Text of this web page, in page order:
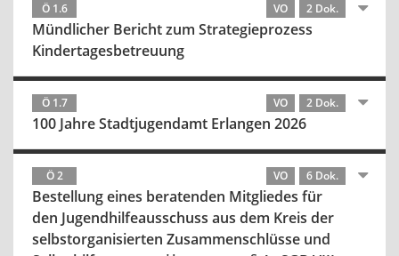
Ö 1.6 VO 2 Dok.
Mündlicher Bericht zum Strategieprozess
Kindertagesbetreuung
Ö 1.7 VO 2 Dok.
100 Jahre Stadtjugendamt Erlangen 2026
Ö 2 VO 6 Dok.
Bestellung eines beratenden Mitgliedes für
den Jugendhilfeausschuss aus dem Kreis der
selbstorganisierten Zusammenschlüsse und